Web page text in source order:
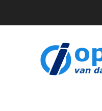
Downloads